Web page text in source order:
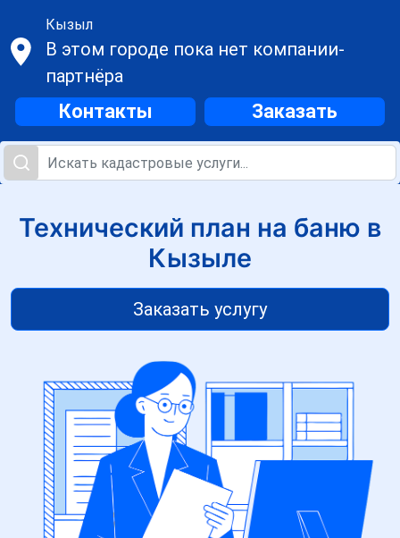
Кызыл
В этом городе пока нет компании-
партнёра
Контакты Заказать
Технический план на баню в
Кызыле
Заказать услугу